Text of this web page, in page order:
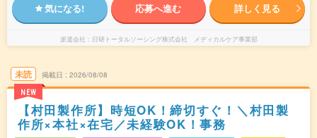
気になる! 応募へ進む 詳しく見る
派遣会社 日研トータルソーシング株式会社 メディカルケア事業部
未読
NEW
掲載日 2026/08/08
【村田製作所】時短OK！締切すぐ！＼村田製
作所×本社×在宅／未経験OK！事務